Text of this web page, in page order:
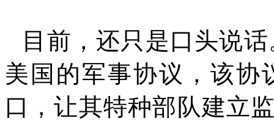
目前，还只是口头说
美国的军事协议，该协
口，让其特种部队建立